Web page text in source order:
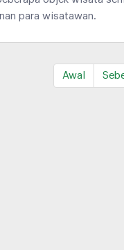
para wisatawan.
Awal